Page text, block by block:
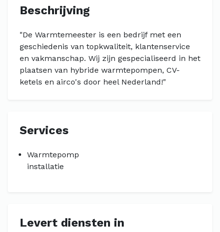
Beschrijving
"De Warmtemeester is een bedrijf met een
geschiedenis van topkwaliteit, klantenservice
en vakmanschap. Wij zijn gespecialiseerd in het
plaatsen van hybride warmtepompen, CV-
ketels en airco's door heel Nederland!"
Services
Warmtepomp
installatie
Levert diensten in